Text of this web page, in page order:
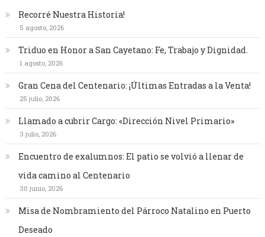
Recorré Nuestra Historia!
5 agosto, 2026
Triduo en Honor a San Cayetano: Fe, Trabajo y Dignidad.
1 agosto, 2026
Gran Cena del Centenario: ¡Últimas Entradas a la Venta!
25 julio, 2026
Llamado a cubrir Cargo: «Dirección Nivel Primario»
3 julio, 2026
Encuentro de exalumnos: El patio se volvió a llenar de
vida camino al Centenario
30 junio, 2026
Misa de Nombramiento del Párroco Natalino en Puerto
Deseado